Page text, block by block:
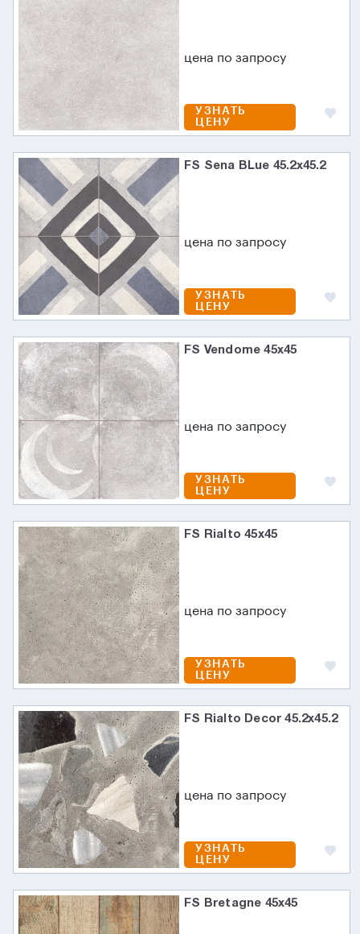
цена по запросу
УЗНАТЬ
ЦЕНУ
FS Sena BLue 45.2x45.2
цена по запросу
УЗНАТЬ
ЦЕНУ
FS Vendome 45x45
цена по запросу
УЗНАТЬ
ЦЕНУ
FS Rialto 45x45
цена по запросу
УЗНАТЬ
ЦЕНУ
FS Rialto Decor 45.2x45.2
цена по запросу
УЗНАТЬ
ЦЕНУ
FS Bretagne 45x45